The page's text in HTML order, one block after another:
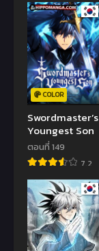
COLOR
Swordmaster’s
Youngest Son
ตอนที่ 149
7.2